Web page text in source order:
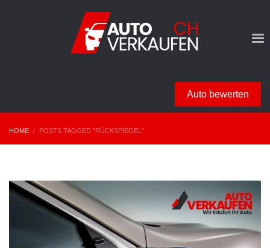
Auto bewerten
HOME POSTS TAGGED "RÜCKSPIEGEL"